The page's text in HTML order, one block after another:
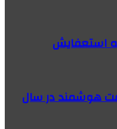
استعفایش
هوشمند در سال